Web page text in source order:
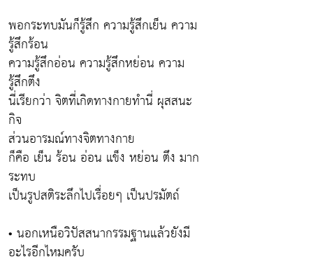
พอกระทบมันก็รู้สึก ความรู้สึกเย็น ความ
รู้สึกร้อน
ความรู้สึกอ่อน ความรู้สึกหย่อน ความ
รู้สึกตึง
นี่เรียกว่า จิตที่เกิดทางกายทำนี่ ผุสสนะ
กิจ
ส่วนอารมณ์ทางจิตทางกาย
ก็คือ เย็น ร้อน อ่อน แข็ง หย่อน ตึง มาก
ระทบ
เป็นรูปสติระลึกไปเรื่อยๆ เป็นปรมัตถ์
• นอกเหนือวิปัสสนากรรมฐานแล้วยังมี
อะไรอีกไหมครับ